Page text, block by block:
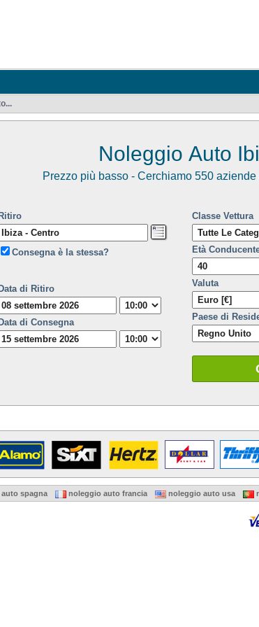
Noleggio Auto
Prezzo più basso - Cerchiamo 550
Ritiro
Consegna è la stessa?
Data di Ritiro
Data di Consegna
Classe Vettura
Età
Valuta
Paese di
spagna noleggio auto francia noleggio auto usa